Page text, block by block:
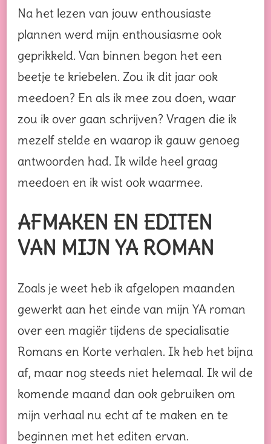
Na het lezen van jouw enthousiaste
plannen werd mijn enthousiasme ook
geprikkeld. Van binnen begon het een
beetje te kriebelen. Zou ik dit jaar ook
meedoen? En als ik mee zou doen, waar
zou ik over gaan schrijven? Vragen die ik
mezelf stelde en waarop ik gauw genoeg
antwoorden had. Ik wilde heel graag
meedoen en ik wist ook waarmee.
AFMAKEN EN EDITEN
VAN MIJN YA ROMAN
Zoals je weet heb ik afgelopen maanden
gewerkt aan het einde van mijn YA roman
over een magiër tijdens de specialisatie
Romans en Korte verhalen. Ik heb het bijna
af, maar nog steeds niet helemaal. Ik wil de
komende maand dan ook gebruiken om
mijn verhaal nu echt af te maken en te
beginnen met het editen ervan.